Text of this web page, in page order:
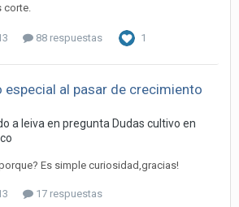
corte.
88 respuestas 1
especial al pasar de crecimiento
a leiva en pregunta Dudas cultivo en
Es simple curiosidad,gracias!
17 respuestas